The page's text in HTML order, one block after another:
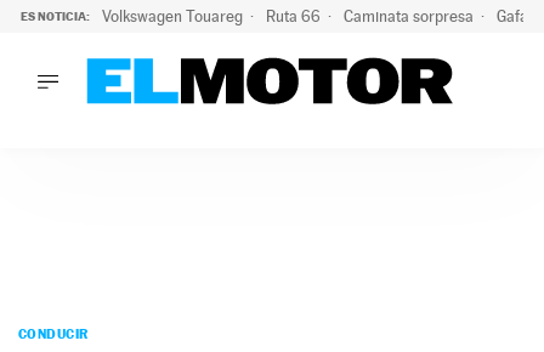
ES NOTICIA: Volkswagen Touareg Ruta 66 Caminata sorpresa Gafas
PODCAST
CONDUCIR